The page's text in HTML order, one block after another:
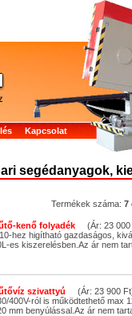
Kapcsolat
segédanyagok,
Termékek száma: 7
kenő folyadék (Ár: 23 000
hez higítható gazdaságos,
es kiszerelésben.Az ár nem
szivattyú (Ár: 23 900
400V-ról is működtethető max
mm benyúlással.Az ár nem